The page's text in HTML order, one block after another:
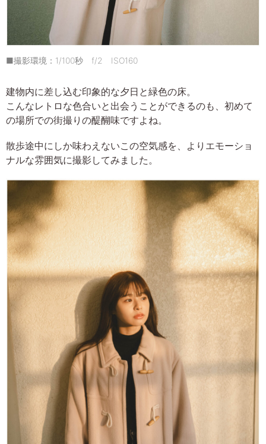
■撮影環境：1/100秒 f/2 ISO160
建物内に差し込む印象的な夕日と緑色の床。
こんなレトロな色合いと出会うことができるのも、初めて
の場所での街撮りの醍醐味ですよね。
散歩途中にしか味わえないこの空気感を、よりエモーショ
ナルな雰囲気に撮影してみました。